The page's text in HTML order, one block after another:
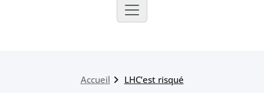
Accueil LHC’est risqué